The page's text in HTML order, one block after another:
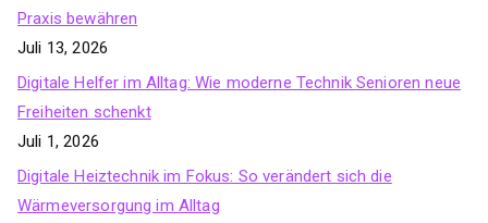
Praxis bewähren
Juli 13, 2026
Digitale Helfer im Alltag: Wie moderne Technik Senioren neue
Freiheiten schenkt
Juli 1, 2026
Digitale Heiztechnik im Fokus: So verändert sich die
Wärmeversorgung im Alltag